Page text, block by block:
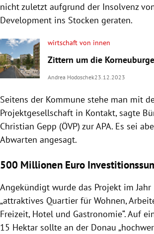
nicht zuletzt aufgrund der Insolvenz
Development ins Stocken geraten.
wirtschaft von innen
Zittern um die
Andrea Hodoschek23.12.2023
Seitens der Kommune stehe man mit
Projektgesellschaft in Kontakt, sagte
Christian Gepp (ÖVP) zur APA. Es sei
Abwarten angesagt.
500 Millionen Euro
Angekündigt wurde das Projekt im Jahr
„attraktives Quartier für Wohnen,
Freizeit, Hotel und Gastronomie“. Auf
15 Hektar sollte an der Donau